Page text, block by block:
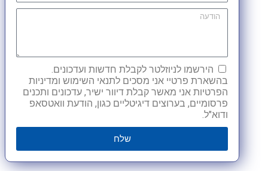
הירשמו לניוזלטר לקבלת חדשות ועדכונים.
בהשארת פרטיי אני מסכים לתנאי השימוש ומדיניות
הפרטיות אני מאשר קבלת דיוור ישיר, עדכונים ותכנים
פרסומיים, בערוצים דיגיטליים כגון, הודעת וואטסאפ
ודוא"ל.
שלח